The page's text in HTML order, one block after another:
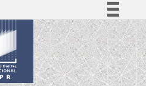
Simplifique!
Comunica BR
Participe
Acesso à informação